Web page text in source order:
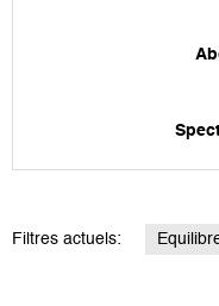
Filtres actuels: